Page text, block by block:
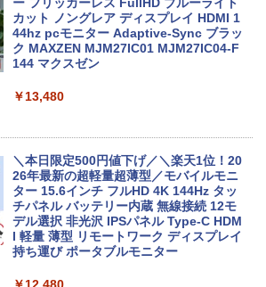
付き 防水 タッチ式音量調整 スポーツ/通勤/通
学/WEB会議(ホワイト)
￥1,964
￥2,980
BUGS LIFE
￥1,625
コカ・コーラ やかんの麦茶 from 爽健美茶 ラ
スーパーの裏でヤニ吸うふたり 9巻 (デジタル
版ビッグガンガンコミックス)
￥810
【★最大100%ポイント】【Office 2024
H&B】【タッチパネル×360°回転】富士
通 LIFEBOOK U9310/第10世代 Core i5/
12GB/1TB/Wi-fi/Bluetooth/13.3型/FHD/
￥35,800
13.3インチ 良品 Lenovo ThinkPad X13
Gen2 Type-20XJ フルHD / Windows11/
高性能 AMD Ryzen 5-5650u/ 16GB/ 爆
Fi6/ Office付き/ Win11【中古ノートパソ
【正規永久版Office付き】NiPoGi ミニp
c Intel N5030 最大3.1Hz mini pc Windo
ws11 Pro 12GB+256GB SSD (4TB拡大
可能) 4K 静音 高速熱放散 小型超軽量ミ
ニパソコン豊富なインターフェース USB
2 省電力 小型パソコン
【ポイント10倍】美品 HP 400 G6 SF 9
世代 Core i5 9500 メモリ8GB 16GB 32
GB 新品M.2SSD256GB 512GB office付
き デスクトップパソコン 中古パソコン P
C Windows11 pro Win11 3画面 PC 800
搭載 選択可 8世代 10世代 DELL 1311a
ー フリッカーレス FullHD ブルーライト
カット ノングレア ディスプレイ HDMI 1
44hz pcモニター Adaptive-Sync ブラッ
ク MAXZEN MJM27IC01 MJM27IC04-F
144 マクスゼン
￥13,480
＼本日限定500円値下げ／＼楽天1位！20
26年最新の超軽量超薄型／モバイルモニ
ター 15.6インチ フルHD 4K 144Hz タッ
チパネル バッテリー内蔵 無線接続 12モ
デル選択 非光沢 IPSパネル Type-C HDM
I 軽量 薄型 リモートワーク ディスプレイ
持ち運び ポータブルモニター